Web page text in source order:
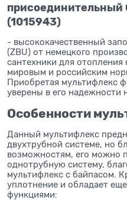
присоединительный
(1015943)
- высококачественный
(ZBU) от немецкого
сантехники для отопления
мировым и российским
Приобретая мультифлекс
уверены в его надежности
Особенности
Данный мультифлекс
двухтрубной системе, но
возможностям, его можно
однотрубную систему,
мультифлекс с байпасом.
уплотнение и обладает
функциями: